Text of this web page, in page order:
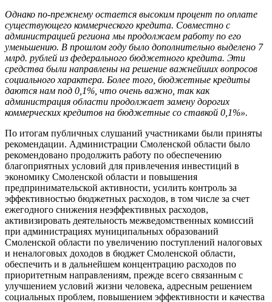
Однако по-прежнему остается высоким процент по оплате
существующего коммерческого кредита. Совместно с
администрацией региона мы продолжаем работу по его
уменьшению. В прошлом году было дополнительно выделено 7
млрд. рублей из федерального бюджетного кредита. Эти
средства были направлены на решение важнейших вопросов
социального характера. Более того, бюджетные кредиты
даются нам под 0,1%, что очень важно, так как
администрация области продолжает замену дорогих
коммерческих кредитов на бюджетные со ставкой 0,1%».
По итогам публичных слушаний участниками были приняты
рекомендации. Администрации Смоленской области было
рекомендовано продолжить работу по обеспечению
благоприятных условий для привлечения инвестиций в
экономику Смоленской области и повышения
предпринимательской активности, усилить контроль за
эффективностью бюджетных расходов, в том числе за счет
ежегодного снижения неэффективных расходов,
активизировать деятельность межведомственных комиссий
при администрациях муниципальных образований
Смоленской области по увеличению поступлений налоговых
и неналоговых доходов в бюджет Смоленской области,
обеспечить и в дальнейшем концентрацию расходов по
приоритетным направлениям, прежде всего связанным с
улучшением условий жизни человека, адресным решением
социальных проблем, повышением эффективности и качества